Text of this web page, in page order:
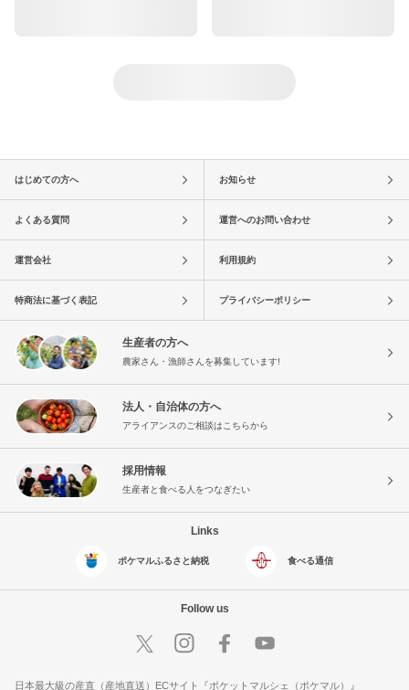
はじめての方へ お知らせ
よくある質問 運営へのお問い合わせ
運営会社 利用規約
特商法に基づく表記 プライバシーポリシー
生産者の方へ
農家さん・漁師さんを募集しています!
法人・自治体の方へ
アライアンスのご相談はこちらから
採用情報
生産者と食べる人をつなぎたい
Links
ポケマルふるさと納税 食べる通信
Follow us
日本最大級の産直（産地直送）ECサイト『ポケットマルシェ（ポケマル）』